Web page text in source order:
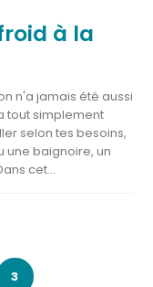
à la
n'a jamais été aussi
tout simplement
selon tes besoins,
une baignoire, un
cet...
3